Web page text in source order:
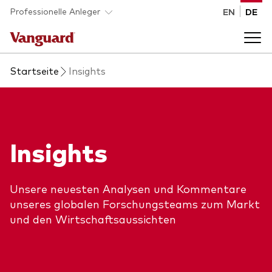
Skip to main content
Professionelle Anleger EN DE
Fonds und ETFs
Liste aller Vanguard Fonds und ETFs
Back to main menu
Insights
Beraterplattform
Back to main menu
Über uns
Startseite Insights
Insights
Unsere neuesten Analysen und Kommentare
unseres globalen Forschungsteams zum Markt
und den Wirtschaftsaussichten